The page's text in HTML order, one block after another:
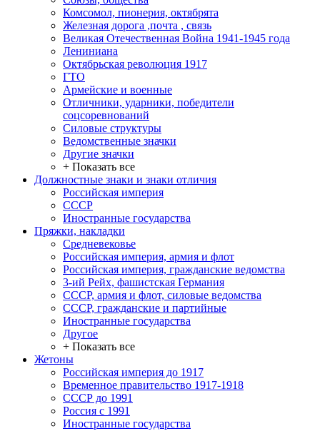
Комсомол, пионерия, октябрята
Железная дорога ,почта , связь
Великая Отечественная Война 1941-1945 года
Лениниана
Октябрьская революция 1917
ГТО
Армейские и военные
Отличники, ударники, победители
соцсоревнований
Силовые структуры
Ведомственные значки
Другие значки
+ Показать все
Должностные знаки и знаки отличия
Российская империя
СССР
Иностранные государства
Пряжки, накладки
Средневековье
Российская империя, армия и флот
Российская империя, гражданские ведомства
3-ий Рейх, фашистская Германия
СССР, армия и флот, силовые ведомства
СССР, гражданские и партийные
Иностранные государства
Другое
+ Показать все
Жетоны
Российская империя до 1917
Временное правительство 1917-1918
СССР до 1991
Россия с 1991
Иностранные государства